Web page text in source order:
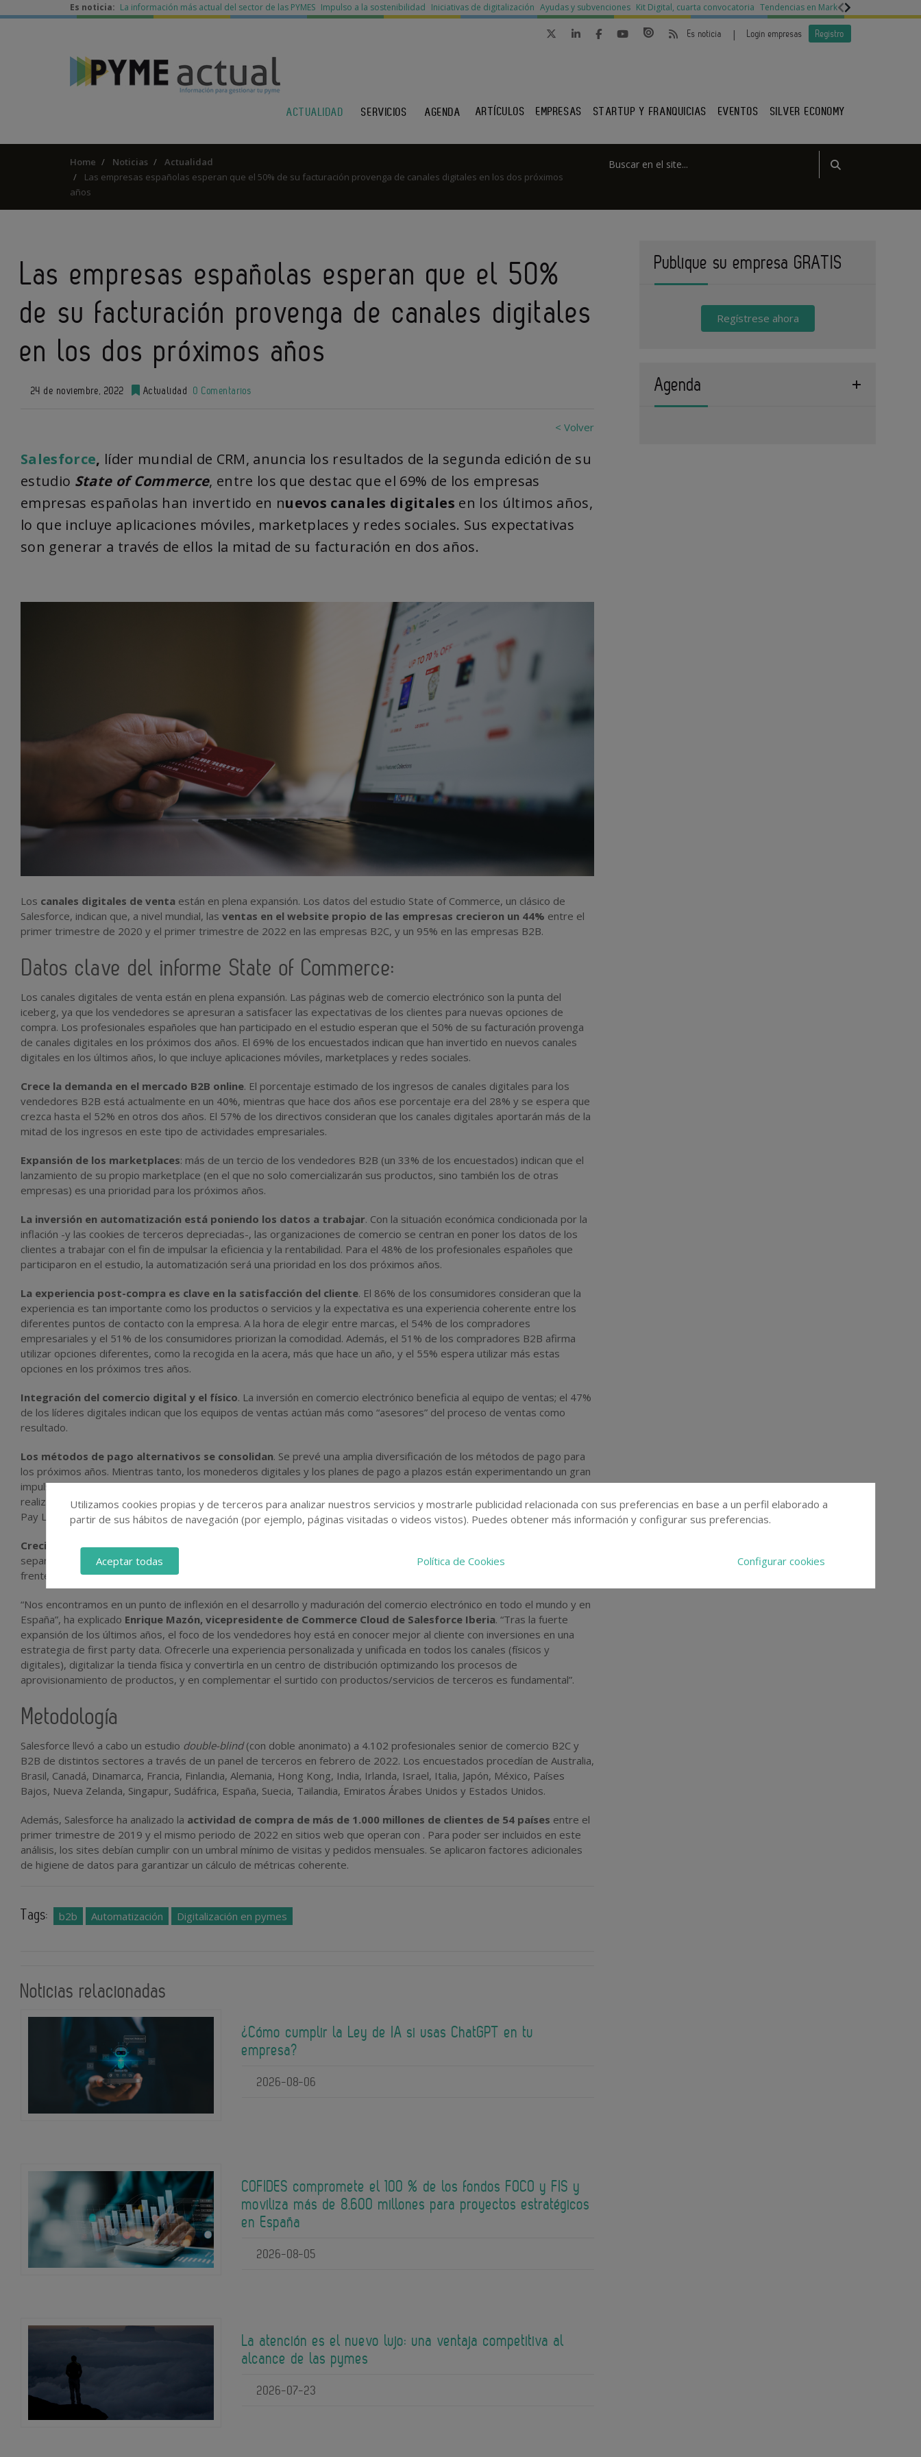
Es noticia: La información más actual del sector de las PYMES Impulso a la sostenibilidad Iniciativas de digitalización Ayudas y subvenciones Kit Digital, cuarta convocatoria Tendencias en Marketing
Es noticia | Login empresas Registro
ACTUALIDAD SERVICIOS AGENDA ARTÍCULOS EMPRESAS STARTUP Y FRANQUICIAS EVENTOS SILVER ECONOMY
Home Noticias
Actualidad
Las empresas españolas esperan que el 50% de su facturación provenga de canales digitales en los dos próximos
años
Las empresas españolas esperan que el 50%
de su facturación provenga de canales digitales
en los dos próximos años
24 de noviembre, 2022 Actualidad 0 Comentarios
< Volver
Salesforce, líder mundial de CRM, anuncia los resultados de la segunda edición de su
estudio State of Commerce, entre los que destac que el 69% de los empresas
empresas españolas han invertido en nuevos canales digitales en los últimos años,
lo que incluye aplicaciones móviles, marketplaces y redes sociales. Sus expectativas
son generar a través de ellos la mitad de su facturación en dos años.
Los canales digitales de venta están en plena expansión. Los datos del estudio State of Commerce, un clásico de
Salesforce, indican que, a nivel mundial, las ventas en el website propio de las empresas crecieron un 44% entre el
primer trimestre de 2020 y el primer trimestre de 2022 en las empresas B2C, y un 95% en las empresas B2B.
Datos clave del informe State of Commerce:
Los canales digitales de venta están en plena expansión. Las páginas web de comercio electrónico son la punta del
iceberg, ya que los vendedores se apresuran a satisfacer las expectativas de los clientes para nuevas opciones de
compra. Los profesionales españoles que han participado en el estudio esperan que el 50% de su facturación provenga
de canales digitales en los próximos dos años. El 69% de los encuestados indican que han invertido en nuevos canales
digitales en los últimos años, lo que incluye aplicaciones móviles, marketplaces y redes sociales.
Crece la demanda en el mercado B2B online. El porcentaje estimado de los ingresos de canales digitales para los
vendedores B2B está actualmente en un 40%, mientras que hace dos años ese porcentaje era del 28% y se espera que
crezca hasta el 52% en otros dos años. El 57% de los directivos consideran que los canales digitales aportarán más de la
mitad de los ingresos en este tipo de actividades empresariales.
Expansión de los marketplaces: más de un tercio de los vendedores B2B (un 33% de los encuestados) indican que el
lanzamiento de su propio marketplace (en el que no solo comercializarán sus productos, sino también los de otras
empresas) es una prioridad para los próximos años.
La inversión en automatización está poniendo los datos a trabajar. Con la situación económica condicionada por la
inflación -y las cookies de terceros depreciadas-, las organizaciones de comercio se centran en poner los datos de los
clientes a trabajar con el fin de impulsar la eficiencia y la rentabilidad. Para el 48% de los profesionales españoles que
participaron en el estudio, la automatización será una prioridad en los dos próximos años.
La experiencia post-compra es clave en la satisfacción del cliente. El 86% de los consumidores consideran que la
experiencia es tan importante como los productos o servicios y la expectativa es una experiencia coherente entre los
diferentes puntos de contacto con la empresa. A la hora de elegir entre marcas, el 54% de los compradores
empresariales y el 51% de los consumidores priorizan la comodidad. Además, el 51% de los compradores B2B afirma
utilizar opciones diferentes, como la recogida en la acera, más que hace un año, y el 55% espera utilizar más estas
opciones en los próximos tres años.
Integración del comercio digital y el físico. La inversión en comercio electrónico beneficia al equipo de ventas; el 47%
de los líderes digitales indican que los equipos de ventas actúan más como “asesores” del proceso de ventas como
resultado.
Los métodos de pago alternativos se consolidan. Se prevé una amplia diversificación de los métodos de pago para
los próximos años. Mientras tanto, los monederos digitales y los planes de pago a plazos están experimentando un gran
impulso. El 71% de las empresas españolas participantes en el estudio aceptan al menos una opción de pago móvil para
realizar la compra. A nivel global, el 61% de los líderes digitales indican que ya ofrecen métodos como BNPL (Buy Now,
Pay Later). PayPal representa el 80% de los pagos cuando son en modalidad “monedero móvil”.
Crecimiento de la arquitectura Headless.
separar los desarrollos del front-end y back-end, tienen más posibilidades de expandirse hacia nuevos canales (77%),
frente a las que no cuentan con este tipo de arquitectura (54%).
“Nos encontramos en un punto de inflexión en el desarrollo y maduración del comercio electrónico en todo el mundo y en
España”, ha explicado Enrique Mazón, vicepresidente de Commerce Cloud de Salesforce Iberia. “Tras la fuerte
expansión de los últimos años, el foco de los vendedores hoy está en conocer mejor al cliente con inversiones en una
estrategia de first party data. Ofrecerle una experiencia personalizada y unificada en todos los canales (físicos y
digitales), digitalizar la tienda física y convertirla en un centro de distribución optimizando los procesos de
aprovisionamiento de productos, y en complementar el surtido con productos/servicios de terceros es fundamental”.
Metodología
Salesforce llevó a cabo un estudio double-blind(con doble anonimato) a 4.102 profesionales senior de comercio B2C y
B2B de distintos sectores a través de un panel de terceros en febrero de 2022. Los encuestados procedían de Australia,
Brasil, Canadá, Dinamarca, Francia, Finlandia, Alemania, Hong Kong, India, Irlanda, Israel, Italia, Japón, México, Países
Bajos, Nueva Zelanda, Singapur, Sudáfrica, España, Suecia, Tailandia, Emiratos Árabes Unidos y Estados Unidos.
Además, Salesforce ha analizado la actividad de compra de más de 1.000 millones de clientes de 54 países entre el
primer trimestre de 2019 y el mismo periodo de 2022 en sitios web que operan con . Para poder ser incluidos en este
análisis, los sites debían cumplir con un umbral mínimo de visitas y pedidos mensuales. Se aplicaron factores adicionales
de higiene de datos para garantizar un cálculo de métricas coherente.
Tags: b2b Automatización Digitalización en pymes
Noticias relacionadas
¿Cómo cumplir la Ley de IA si usas ChatGPT en tu
empresa?
2026-08-06
COFIDES compromete el 100 % de los fondos FOCO y FIS y
moviliza más de 8.600 millones para proyectos estratégicos
en España
2026-08-05
La atención es el nuevo lujo: una ventaja competitiva al
alcance de las pymes
2026-07-23
Publique su empresa GRATIS
Regístrese ahora
Agenda
Utilizamos cookies propias y de terceros para analizar nuestros servicios y mostrarle publicidad relacionada con sus preferencias en base a un perfil elaborado a
partir de sus hábitos de navegación (por ejemplo, páginas visitadas o videos vistos). Puedes obtener más información y configurar sus preferencias.
Aceptar todas Política de Cookies Configurar cookies